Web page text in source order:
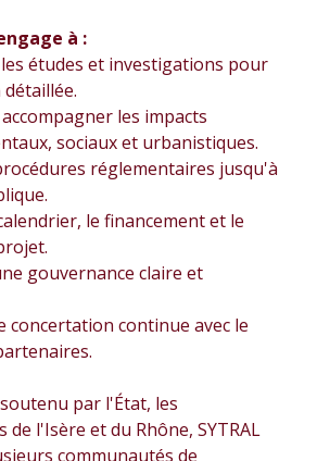
à :
études et investigations pour
les impacts
sociaux et urbanistiques.
réglementaires jusqu'à
le financement et le
gouvernance claire et
concertation continue avec le
par l'État, les
de l'Isère et du Rhône, SYTRAL
communautés de